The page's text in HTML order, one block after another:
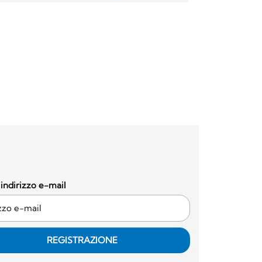
e-mail
REGISTRAZIONE